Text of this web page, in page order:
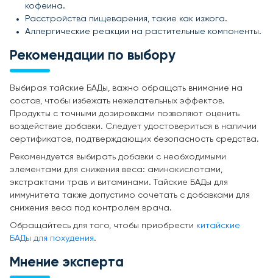
кофеина.
Расстройства пищеварения, такие как изжога.
Аллергические реакции на растительные компоненты.
Рекомендации по выбору
Выбирая тайские БАДы, важно обращать внимание на
состав, чтобы избежать нежелательных эффектов.
Продукты с точными дозировками позволяют оценить
воздействие добавки. Следует удостовериться в наличии
сертификатов, подтверждающих безопасность средства.
Рекомендуется выбирать добавки с необходимыми
элементами для снижения веса: аминокислотами,
экстрактами трав и витаминами. Тайские БАДы для
иммунитета также допустимо сочетать с добавками для
снижения веса под контролем врача.
Обращайтесь для того, чтобы приобрести китайские
БАДы для похудения.
Мнение эксперта